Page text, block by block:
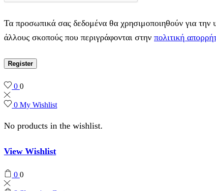
Τα προσωπικά σας δεδομένα θα χρησιμοποιηθούν για την
άλλους σκοπούς που περιγράφονται στην πολιτική
Register
0 0
0 My Wishlist
No products in the wishlist.
View Wishlist
0 0